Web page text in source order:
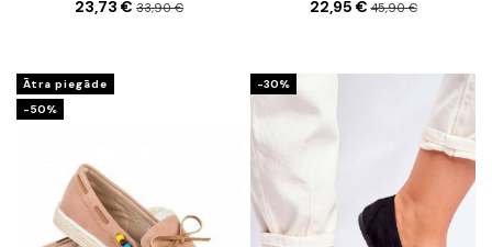
23,73 € 33,90 € 22,95 €45,90 €
Ātra piegāde
-50%
-30%